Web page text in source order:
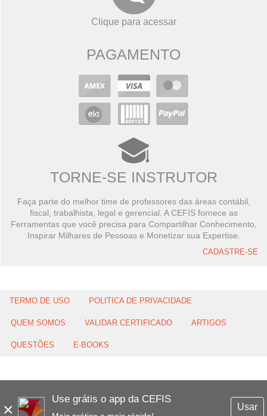
×
Use grátis o app da CEFIS
Usar
Clique para acessar
PAGAMENTO
TORNE-SE INSTRUTOR
Faça parte do melhor time de professores das áreas contábil,
fiscal, trabalhista, legal e gerencial. A CEFIS fornece as
Ferramentas que você precisa para Compartilhar Conhecimento,
Inspirar Milhares de Pessoas e Monetizar sua Expertise.
CADASTRE-SE
TERMO DE USO POLITICA DE PRIVACIDADE
QUEM SOMOS VALIDAR CERTIFICADO ARTIGOS
QUESTÕES E-BOOKS